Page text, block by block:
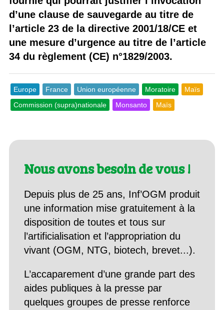
d’une clause de sauvegarde au titre de
l’article 23 de la directive 2001/18/CE et
une mesure d’urgence au titre de l’article
34 du règlement (CE) n°1829/2003.
Europe France Union européenne Moratoire
Maïs
Commission (supra)nationale
Monsanto Maïs
Nous avons besoin de vous !
Depuis plus de 25 ans, Inf’OGM produit
une information mise gratuitement à la
disposition de toutes et tous sur
l’artificialisation et l’appropriation du
vivant (OGM, NTG, biotech, brevet...).
L’accaparement d’une grande part des
aides publiques à la presse par
quelques groupes de presse renforce